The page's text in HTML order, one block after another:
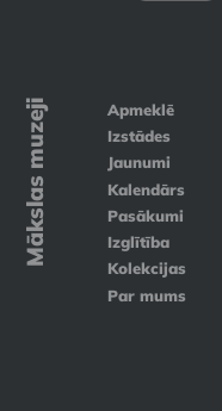
Mākslas muzeji
Apmeklē
Izstādes
Jaunumi
Kalendārs
Pasākumi
Izglītība
Kolekcijas
Par mums